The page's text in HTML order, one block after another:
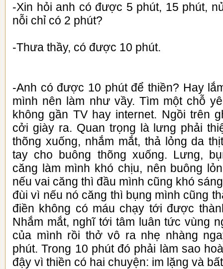
-Xin hỏi anh có được 5 phút, 15 phút,
nỗi chỉ có 2 phút?
-Thưa thầy, có được 10 phút.
-Anh có được 10 phút để thiền? Hay
mình nên làm như vầy. Tìm một chỗ
không gần TV hay internet. Ngồi trên
cởi giày ra. Quan trọng là lưng phải
thõng xuống, nhắm mắt, thả lỏng da
tay cho buông thõng xuống. Lưng,
căng làm mình khó chịu, nên buông
nếu vai căng thì đầu mình cũng khó
đùi vì nếu nó căng thì bụng mình cũng
điền không có máu chạy tới được
Nhắm mắt, nghĩ tới tâm luân tức vùng
của mình rồi thở vô ra nhẹ nhàng
phút. Trong 10 phút đó phải làm sao
đậy vì thiền có hai chuyện: im lặng và